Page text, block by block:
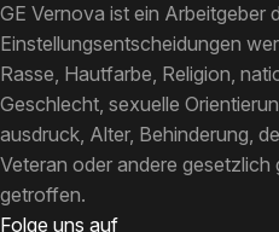
GE Vernova ist ein Arbeitgeber
Einstellungsentscheidungen
Rasse, Hautfarbe, Religion,
Geschlecht, sexuelle
ausdruck, Alter, Behinderung,
Veteran oder andere
getroffen.
Folge uns auf